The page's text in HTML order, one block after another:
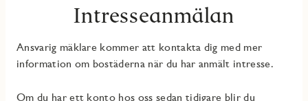
Intresseanmälan
Ansvarig mäklare kommer att kontakta dig med mer
information om bostäderna när du har anmält intresse.
Om du har ett konto hos oss sedan tidigare blir du